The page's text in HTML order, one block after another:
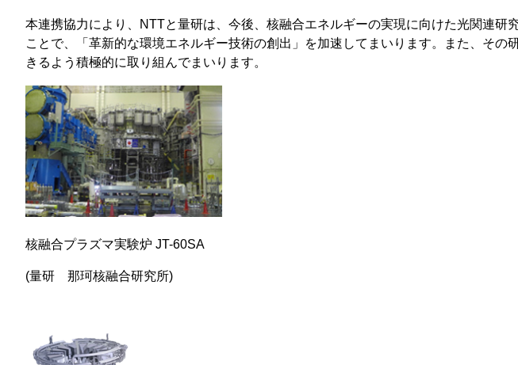
本連携協力により、NTTと量研は、今後、核融合エネルギーの実現に向けた光関連研
ことで、「革新的な環境エネルギー技術の創出」を加速してまいります。また、その
きるよう積極的に取り組んでまいります。
核融合プラズマ実験炉 JT-60SA
(量研 那珂核融合研究所)